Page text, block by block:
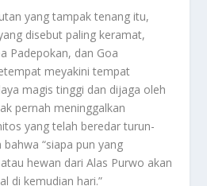
yang tampak tenang itu,
disebut paling keramat,
Padepokan, dan Goa
meyakini tempat
magis tinggi dan dijaga oleh
pernah meninggalkan
yang telah beredar turun-
“siapa pun yang
hewan dari Alas Purwo akan
di kemudian hari.”